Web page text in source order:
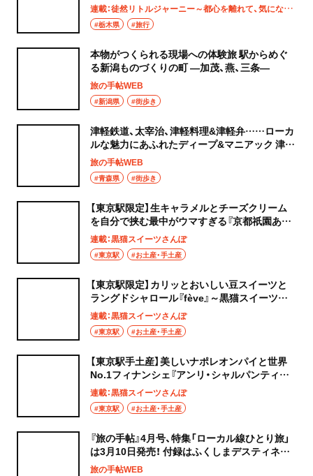
連載：徒然リトルジャーニー～都心を離れて、気になる土地へ
#栃木県 #旅行
本物がつくられる現場への体験旅 駅からめぐ
る新潟ものづくりの町 ―加茂、燕、三条―
旅の手帖WEB
#新潟県 #街歩き
津軽鉄道、太宰治、津軽料理&津軽弁……ローカ
ルな魅力にあふれたディープ&マニアック 津軽
五所川原リピート旅
旅の手帖WEB
#青森県 #街歩き
【東京駅限定】生キャラメルとチーズクリーム
を自分で挟む最中がウマすぎる『京都祇園あの
ん』～黒猫スイーツ散歩 手土産編～
連載：黒猫スイーツさんぽ
#東京駅 #お土産・手土産
【東京駅限定】カリッとおいしい豆スイーツと
ラングドシャロール『fève』～黒猫スイーツ散
歩 手土産編～
連載：黒猫スイーツさんぽ
#東京駅 #お土産・手土産
【東京駅手土産】美しいナポレオンパイと世界
No.1フィナンシェ『アンリ・シャルパンティエ』
～黒猫スイーツ散歩 手土産編～
連載：黒猫スイーツさんぽ
#東京駅 #お土産・手土産
『旅の手帖』4月号、特集「ローカル線ひとり旅」
は3月10日発売！ 付録はふくしまデスティネー
ションキャンペーンガイドブック
旅の手帖WEB